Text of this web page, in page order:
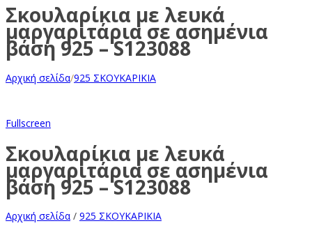
Σκουλαρίκια με λευκά
μαργαριτάρια σε ασημένια
βάση 925 – S123088
Αρχική σελίδα/925 ΣΚΟΥΚΑΡΙΚΙΑ
Fullscreen
Σκουλαρίκια με λευκά
μαργαριτάρια σε ασημένια
βάση 925 – S123088
Αρχική σελίδα / 925 ΣΚΟΥΚΑΡΙΚΙΑ